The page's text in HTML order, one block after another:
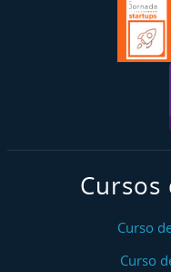
Cursos
Curso
Curso